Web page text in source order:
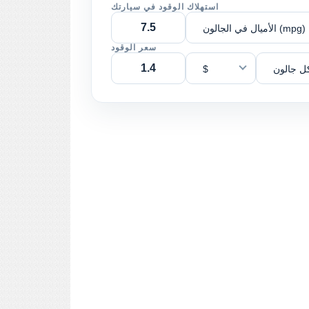
استهلاك الوقود في سيارتك
الأميال في الجالون (mpg)
سعر الوقود
$ جالون